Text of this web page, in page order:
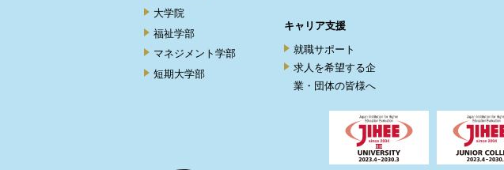
大学院
福祉学部
マネジメント学部
短期大学部
キャリア支援
就職サポート
求人を希望する企
業・団体の皆様へ